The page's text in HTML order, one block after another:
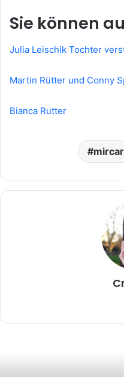
Sie können
Julia Leischik Tochter
Martin Rütter und Conny
Bianca Rutter